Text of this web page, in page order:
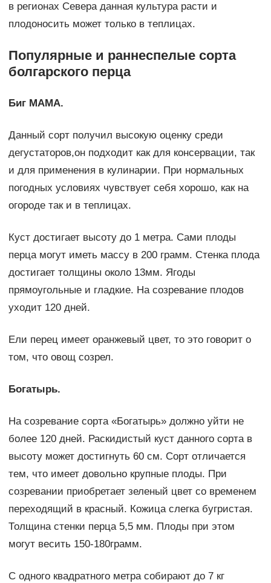
в регионах Севера данная культура расти и
плодоносить может только в теплицах.
Популярные и раннеспелые сорта
болгарского перца
Биг МАМА.
Данный сорт получил высокую оценку среди
дегустаторов,он подходит как для консервации, так
и для применения в кулинарии. При нормальных
погодных условиях чувствует себя хорошо, как на
огороде так и в теплицах.
Куст достигает высоту до 1 метра. Сами плоды
перца могут иметь массу в 200 грамм. Стенка плода
достигает толщины около 13мм. Ягоды
прямоугольные и гладкие. На созревание плодов
уходит 120 дней.
Ели перец имеет оранжевый цвет, то это говорит о
том, что овощ созрел.
Богатырь.
На созревание сорта «Богатырь» должно уйти не
более 120 дней. Раскидистый куст данного сорта в
высоту может достигнуть 60 см. Сорт отличается
тем, что имеет довольно крупные плоды. При
созревании приобретает зеленый цвет со временем
переходящий в красный. Кожица слегка бугристая.
Толщина стенки перца 5,5 мм. Плоды при этом
могут весить 150-180грамм.
С одного квадратного метра собирают до 7 кг